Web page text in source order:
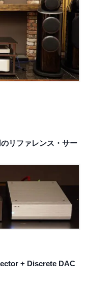
リファレンス・サー
+ Discrete DAC